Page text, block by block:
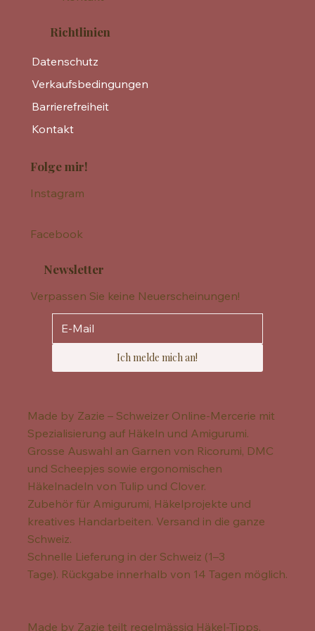
Richtlinien
Datenschutz
Verkaufsbedingungen
Barrierefreiheit
Kontakt
Folge mir!
Instagram
Facebook
Newsletter
Verpassen Sie keine Neuerscheinungen!
Ich melde mich an!
Made by Zazie – Schweizer Online-Mercerie mit
Spezialisierung auf Häkeln und Amigurumi.
Grosse Auswahl an Garnen von Ricorumi, DMC
und Scheepjes sowie ergonomischen
Häkelnadeln von Tulip und Clover.
Zubehör für Amigurumi, Häkelprojekte und
kreatives Handarbeiten. Versand in die ganze
Schweiz.
Schnelle Lieferung in der Schweiz (1–3
Tage). Rückgabe innerhalb von 14 Tagen möglich.
Made by Zazie teilt regelmässig Häkel-Tipps,